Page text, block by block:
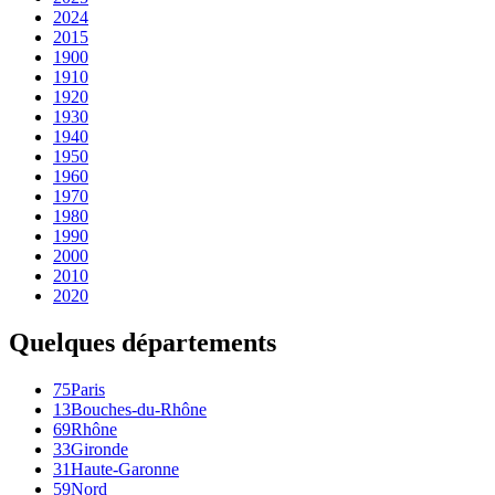
2024
2015
1900
1910
1920
1930
1940
1950
1960
1970
1980
1990
2000
2010
2020
Quelques départements
75Paris
13Bouches-du-Rhône
69Rhône
33Gironde
31Haute-Garonne
59Nord